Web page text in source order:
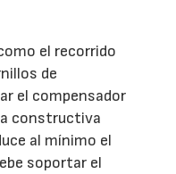
el recorrido
de
el compensador
constructiva
al mínimo el
soportar el